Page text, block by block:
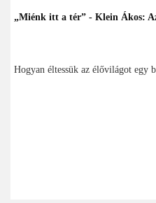
„Miénk itt a tér” - Klein Ákos:
Hogyan éltessük az élővilágot egy